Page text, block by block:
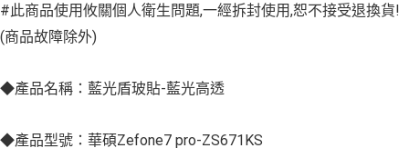
#此商品使用攸關個人衛生問題,一經拆封使用,恕不接受退換貨!
(商品故障除外)
◆產品名稱：藍光盾玻貼-藍光高透
◆產品型號：華碩Zefone7 pro-ZS671KS